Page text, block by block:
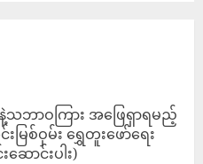
နဲ့သဘာဝကြား အဖြေရှာရမည့်
းမြစ်ဝှမ်း ရွှေတူးဖော်ရေး
ောင်းပါး)